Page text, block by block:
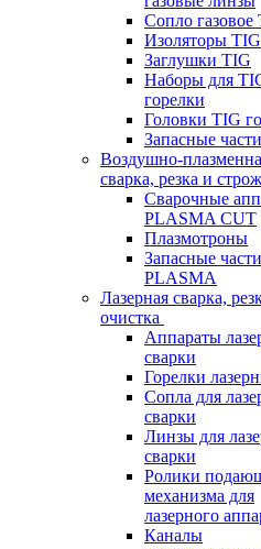
Сопло газовое
Изоляторы TIG
Заглушки TIG
Наборы для
горелки
Головки TIG
Запасные
Воздушно-
сварка, резка и
Сварочные
PLASMA CUT
Плазмотроны
Запасные части
PLASMA
Лазерная сварка,
очистка
Аппараты
сварки
Горелки
Сопла для
сварки
Линзы для
сварки
Ролики
механизма для
лазерного
Каналы